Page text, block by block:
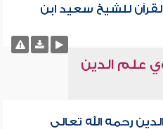
للشيخ سعيد ابن
علم الدين
رحمه الله تعالى